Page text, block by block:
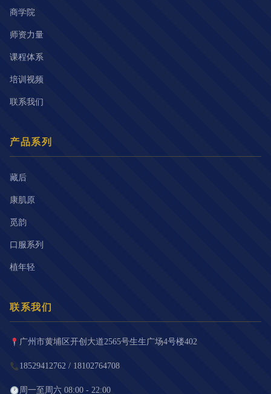
商学院
师资力量
课程体系
培训视频
联系我们
产品系列
藏后
康肌原
觅韵
口服系列
植年轻
联系我们
广州市黄埔区开创大道2565号生生广场4号楼402
18529412762 / 18102764708
周一至周六 08:00 - 22:00